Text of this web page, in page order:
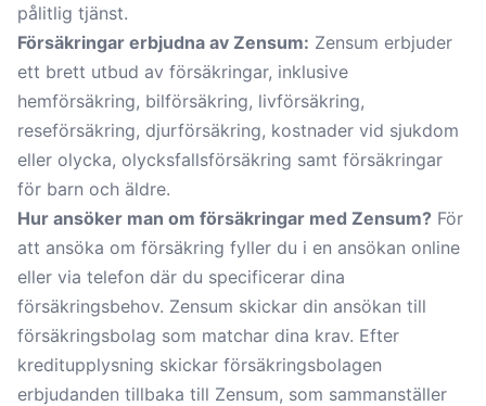
pålitlig tjänst.
Försäkringar erbjudna av Zensum: Zensum erbjuder
ett brett utbud av försäkringar, inklusive
hemförsäkring, bilförsäkring, livförsäkring,
reseförsäkring, djurförsäkring, kostnader vid sjukdom
eller olycka, olycksfallsförsäkring samt försäkringar
för barn och äldre.
Hur ansöker man om försäkringar med Zensum? För
att ansöka om försäkring fyller du i en ansökan online
eller via telefon där du specificerar dina
försäkringsbehov. Zensum skickar din ansökan till
försäkringsbolag som matchar dina krav. Efter
kreditupplysning skickar försäkringsbolagen
erbjudanden tillbaka till Zensum, som sammanställer